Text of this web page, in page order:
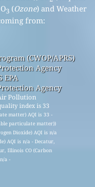
3 (Ozone) and Weather
from:
(CWOP/APRS)
Agency
EPA
Agency
Pollution
index is 33
matter) AQI is 33 -
particulate matter))
Dioxide) AQI is n/a
AQI is n/a - Decatur,
Illinois CO (Carbon
a -